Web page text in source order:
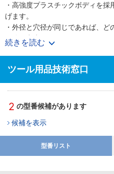
・高強度プラスチックボディを
げます。
・外径と穴径が同じであれば、
も使用出来ます。
・ダイヤモンドとCBNで砥粒層の
続きを読む
ツール用品技術窓口
2 の型番候補があります
候補を表示
型番リスト